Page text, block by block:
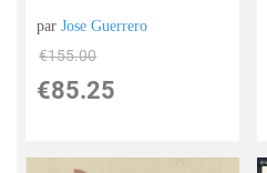
parJose Guerrero
€155.00
€85.25